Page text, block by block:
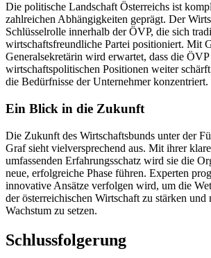
Die politische Landschaft Österreichs ist
zahlreichen Abhängigkeiten geprägt. Der
Schlüsselrolle innerhalb der ÖVP, die sich
wirtschaftsfreundliche Partei positioniert. Mit
Generalsekretärin wird erwartet, dass die
wirtschaftspolitischen Positionen weiter
die Bedürfnisse der Unternehmer konzentriert.
Ein Blick in die Zukunft
Die Zukunft des Wirtschaftsbunds unter der
Graf sieht vielversprechend aus. Mit ihrer
umfassenden Erfahrungsschatz wird sie die
neue, erfolgreiche Phase führen. Experten
innovative Ansätze verfolgen wird, um die
der österreichischen Wirtschaft zu stärken und
Wachstum zu setzen.
Schlussfolgerung